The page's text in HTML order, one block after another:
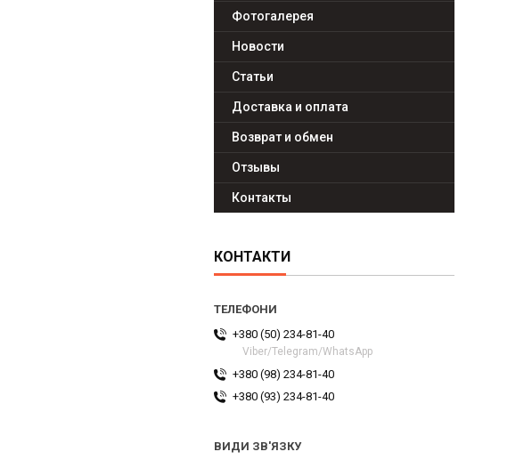
Фотогалерея
Новости
Статьи
Доставка и оплата
Возврат и обмен
Отзывы
Контакты
КОНТАКТИ
+380 (50) 234-81-40
Viber/Telegram/WhatsApp
+380 (98) 234-81-40
+380 (93) 234-81-40